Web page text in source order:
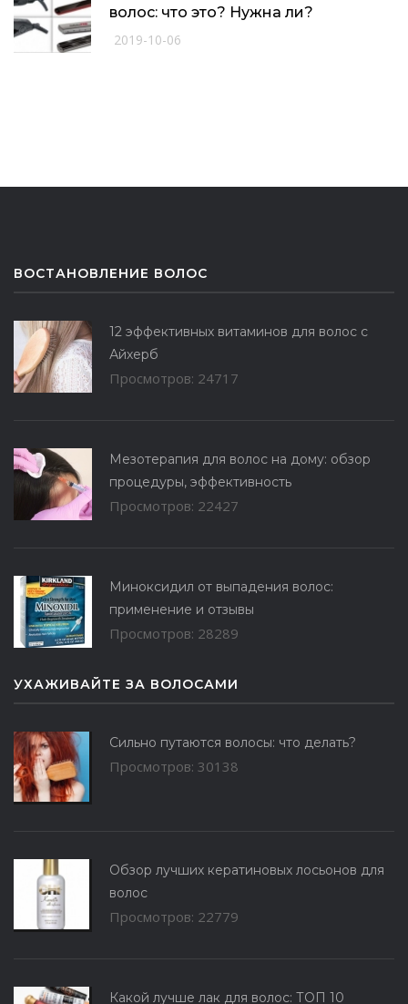
волос: что это? Нужна ли?
2019-10-06
ВОСТАНОВЛЕНИЕ ВОЛОС
12 эффективных витаминов для волос с
Айхерб
Просмотров: 24717
Мезотерапия для волос на дому: обзор
процедуры, эффективность
Просмотров: 22427
Миноксидил от выпадения волос:
применение и отзывы
Просмотров: 28289
УХАЖИВАЙТЕ ЗА ВОЛОСАМИ
Сильно путаются волосы: что делать?
Просмотров: 30138
Обзор лучших кератиновых лосьонов для
волос
Просмотров: 22779
Какой лучше лак для волос: ТОП 10